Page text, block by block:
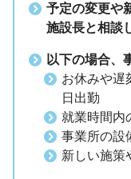
予定の変更や
施設長と相談
以下の場合、
お休みや遅
日出勤
就業時間内
事業所の設
新しい施策